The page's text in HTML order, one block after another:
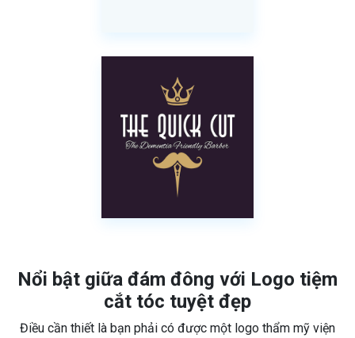
Nổi bật giữa đám đông với Logo tiệm
cắt tóc tuyệt đẹp
Điều cần thiết là bạn phải có được một logo thẩm mỹ viện